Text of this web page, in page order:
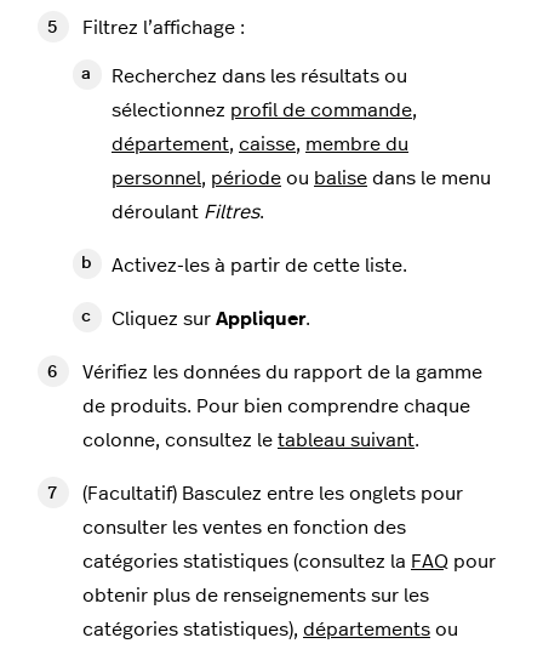
Filtrez l’affichage :
Recherchez dans les résultats ou
sélectionnez profil de commande,
département, caisse, membre du
personnel, période ou balise dans le menu
déroulant Filtres.
Activez-les à partir de cette liste.
Cliquez sur Appliquer.
Vérifiez les données du rapport de la gamme
de produits. Pour bien comprendre chaque
colonne, consultez le tableau suivant.
(Facultatif) Basculez entre les onglets pour
consulter les ventes en fonction des
catégories statistiques (consultez la FAQ pour
obtenir plus de renseignements sur les
catégories statistiques), départements ou